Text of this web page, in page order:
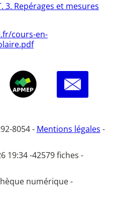
3. Repérages et mesures
cours-en-
8054 - Mentions légales -
19:34 -42579 fiches -
numérique -